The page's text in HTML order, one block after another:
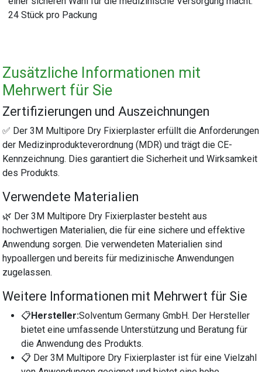
24 Stück pro Packung
Zusätzliche Informationen mit
Mehrwert für Sie
Zertifizierungen und Auszeichnungen
✅ Der 3M Multipore Dry Fixierplaster erfüllt die Anforderungen
der Medizinprodukteverordnung (MDR) und trägt die CE-
Kennzeichnung. Dies garantiert die Sicherheit und Wirksamkeit
des Produkts.
Verwendete Materialien
🌿 Der 3M Multipore Dry Fixierplaster besteht aus
hochwertigen Materialien, die für eine sichere und effektive
Anwendung sorgen. Die verwendeten Materialien sind
hypoallergen und bereits für medizinische Anwendungen
zugelassen.
Weitere Informationen mit Mehrwert für Sie
📋Hersteller:Solventum Germany GmbH. Der Hersteller
bietet eine umfassende Unterstützung und Beratung für
die Anwendung des Produkts.
📋 Der 3M Multipore Dry Fixierplaster ist für eine Vielzahl